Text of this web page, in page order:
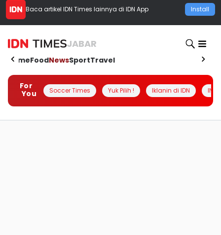
Baca artikel IDN Times lainnya di IDN App Install
JABAR
HomeFoodNewsSportTravel
For
You
Soccer Times Yuk Pilih ! Iklanin di IDN